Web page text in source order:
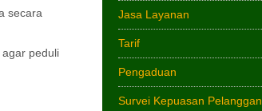
secara
peduli
Jasa Layanan
Tarif
Pengaduan
Survei Kepuasan Pelanggan